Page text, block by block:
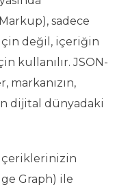
sadece
değil, içeriğin
kullanılır. JSON-
markanızın,
dijital dünyadaki
içeriklerinizin
Graph) ile